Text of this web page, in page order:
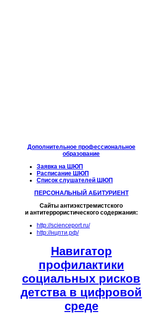
Дополнительное профессиональное
образование
Заявка на ШЮП
Расписание ШЮП
Список слушателей ШЮП
ПЕРСОНАЛЬНЫЙ АБИТУРИЕНТ
Сайты антиэкстремистского
и антитеррористического содержания:
http://scienceport.ru/
http://нцпти.рф/
Навигатор
профилактики
социальных рисков
детства в цифровой
среде